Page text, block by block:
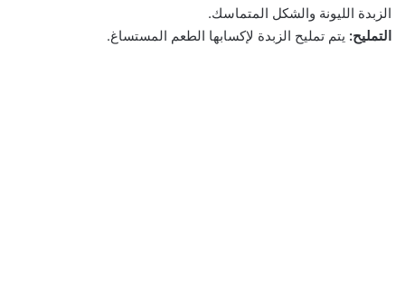
الزبدة الليونة والشكل المتماسك.
التمليح: يتم تمليح الزبدة لإكسابها الطعم المستساغ.